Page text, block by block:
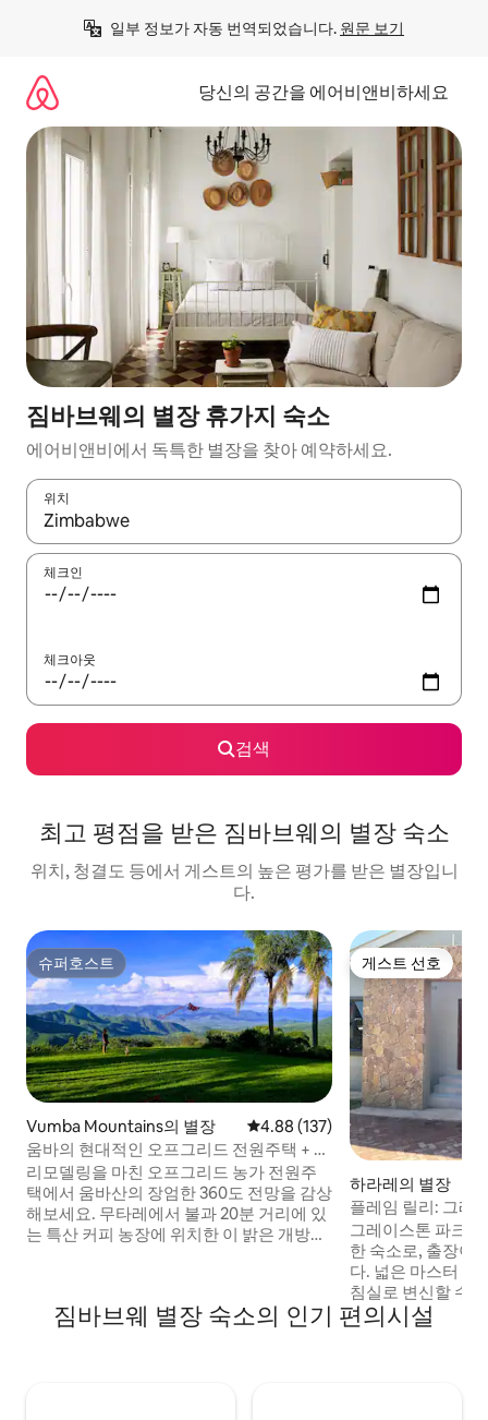
일부 정보가 자동 번역되었습니다. 원문 보기
당신의 공간을 에어비앤비하세요
짐바브웨의 별장 휴가지 숙소
에어비앤비에서 독특한 별장을 찾아 예약하세요.
위치
결과가 나오면 위·아래 화살표 키를 사용하거나 터치 또는 스와이
체크인
체크아웃
검색
최고 평점을 받은 짐바브웨의 별장 숙소
위치, 청결도 등에서 게스트의 높은 평가를 받은 별장입니
다.
슈퍼호스트
슈퍼호스트
Vumba Mountains의 별장 평점 4.88점(5점 만점), 후기 137
4.88 (137)
움바의 현대적인 오프그리드 전원주택 + 멋
진 전망
리모델링을 마친 오프그리드 농가 전원주
택에서 움바산의 장엄한 360도 전망을 감상
해보세요. 무타레에서 불과 20분 거리에 있
는 특산 커피 농장에 위치한 이 밝은 개방형
바 안개를 즐겨보세요. 가족 및 친구들과 함
게스트 선호
게스트 선호
하라레의 별장
플레임 릴리: 그레
개짜리 별장
그레이스톤 파크
한 숙소로, 출장이
다. 넓은 마스터 침
침실로 변신할 수
의 마음에 쏙 드는
파이, 예비 전원,
짐바브웨 별장 숙소의 인기 편의시설